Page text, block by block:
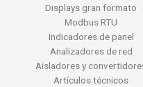
Displays gran formato
Modbus RTU
Indicadores de panel
Analizadores de red
Aisladores y
Artículos técnicos